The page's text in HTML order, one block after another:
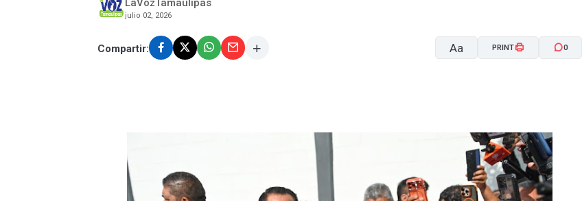
LaVozTamaulipas
julio 02, 2026
Compartir: Aa PRINT 0